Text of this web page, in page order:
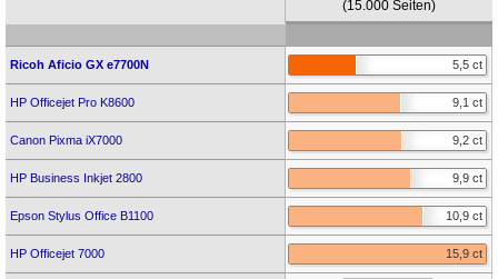
(15.000 Seiten)
Ricoh Aficio GX e7700N 5,5 ct
HP Officejet Pro K8600 9,1 ct
Canon Pixma iX7000 9,2 ct
HP Business Inkjet 2800 9,9 ct
Epson Stylus Office B1100 10,9 ct
HP Officejet 7000 15,9 ct